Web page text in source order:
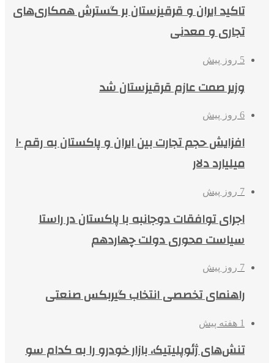
تاکید ایران و قرقیزستان بر گسترش همکاری‌های
تجاری و معدنی
5 روز پیش
وزیر صمت عازم قرقیزستان شد
6 روز پیش
افزایش حجم تجارت بین ایران و پاکستان به رقم ۱۰
میلیارد دلار
7 روز پیش
اجرای توافقات دوجانبه با پاکستان در راستا
سیاست محوری دولت چهاردهم
7 روز پیش
راهنمای تخصصی انتخاب گیربکس صنعتی
1 هفته پیش
تنش‌های ژئوپلیتیک، بازار خودرو را به کدام سو